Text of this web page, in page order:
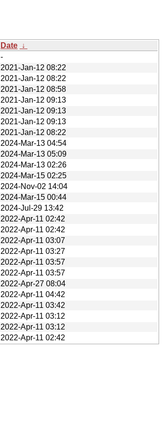
Date ↓
-
2021-Jan-12 08:22
2021-Jan-12 08:22
2021-Jan-12 08:58
2021-Jan-12 09:13
2021-Jan-12 09:13
2021-Jan-12 09:13
2021-Jan-12 08:22
2024-Mar-13 04:54
2024-Mar-13 05:09
2024-Mar-13 02:26
2024-Mar-15 02:25
2024-Nov-02 14:04
2024-Mar-15 00:44
2024-Jul-29 13:42
2022-Apr-11 02:42
2022-Apr-11 02:42
2022-Apr-11 03:07
2022-Apr-11 03:27
2022-Apr-11 03:57
2022-Apr-11 03:57
2022-Apr-27 08:04
2022-Apr-11 04:42
2022-Apr-11 03:42
2022-Apr-11 03:12
2022-Apr-11 03:12
2022-Apr-11 02:42